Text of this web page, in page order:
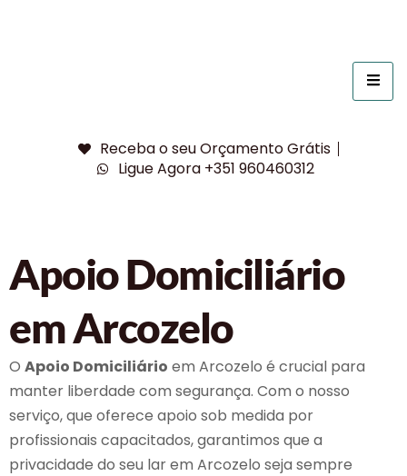
Receba o seu Orçamento Grátis
Ligue Agora +351 960460312
Apoio Domiciliário
em Arcozelo
O Apoio Domiciliário em Arcozelo é crucial para
manter liberdade com segurança. Com o nosso
serviço, que oferece apoio sob medida por
profissionais capacitados, garantimos que a
privacidade do seu lar em Arcozelo seja sempre